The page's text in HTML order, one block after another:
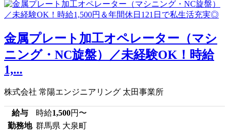
金属プレート加工オペレーター（マシ
ニング・NC旋盤）／未経験OK！時給
1,...
株式会社 常陽エンジニアリング 太田事業所
給与 時給1,500円〜
勤務地 群馬県 大泉町